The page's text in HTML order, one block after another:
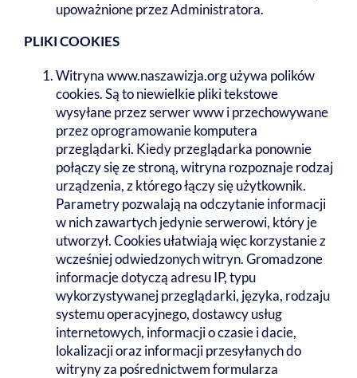
upoważnione przez Administratora.
PLIKI COOKIES
Witryna www.naszawizja.org używa polików
cookies. Są to niewielkie pliki tekstowe
wysyłane przez serwer www i przechowywane
przez oprogramowanie komputera
przeglądarki. Kiedy przeglądarka ponownie
połączy się ze stroną, witryna rozpoznaje rodzaj
urządzenia, z którego łączy się użytkownik.
Parametry pozwalają na odczytanie informacji
w nich zawartych jedynie serwerowi, który je
utworzył. Cookies ułatwiają więc korzystanie z
wcześniej odwiedzonych witryn. Gromadzone
informacje dotyczą adresu IP, typu
wykorzystywanej przeglądarki, języka, rodzaju
systemu operacyjnego, dostawcy usług
internetowych, informacji o czasie i dacie,
lokalizacji oraz informacji przesyłanych do
witryny za pośrednictwem formularza